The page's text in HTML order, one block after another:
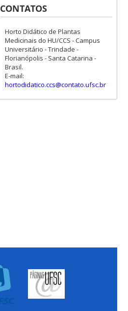
CONTATOS
Horto Didático de Plantas
Medicinais do HU/CCS - Campus
Universitário - Trindade -
Florianópolis - Santa Catarina -
Brasil.
E-mail:
hortodidatico.ccs@contato.ufsc.br